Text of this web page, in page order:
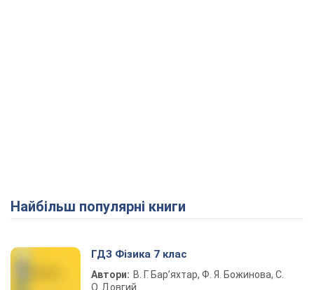
Найбільш популярні книги
ГДЗ Фізика 7 клас
Автори: В. Г. Бар’яхтар, Ф. Я. Божинова, С.
О. Довгий